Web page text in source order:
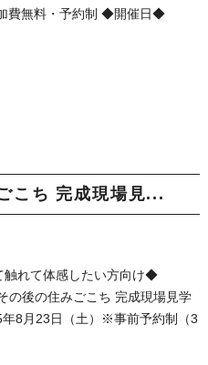
費無料・予約制 ◆開催日◆
こち 完成現場見...
触れて体感したい方向け◆
の後の住みごこち 完成現場見学
8月23日（土）※事前予約制（3